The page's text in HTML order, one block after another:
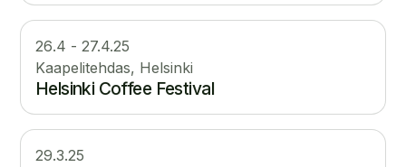
26.4 - 27.4.25
Kaapelitehdas, Helsinki
Helsinki Coffee Festival
29.3.25